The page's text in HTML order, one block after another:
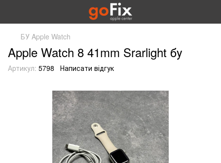
БУ Apple Watch
Apple Watch 8 41mm Srarlight бу
Артикул: 5798 Написати відгук